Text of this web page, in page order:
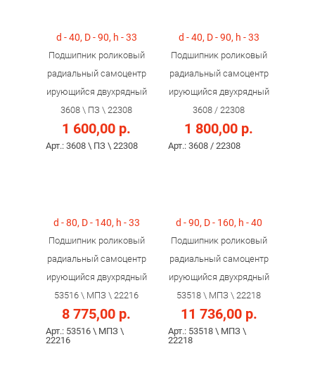
d - 40, D - 90, h - 33
Подшипник роликовый
радиальный самоцентр
ирующийся двухрядный
3608 \ ПЗ \ 22308
1 600,00 р.
Арт.: 3608 \ ПЗ \ 22308
d - 40, D - 90, h - 33
Подшипник роликовый
радиальный самоцентр
ирующийся двухрядный
3608 / 22308
1 800,00 р.
Арт.: 3608 / 22308
d - 80, D - 140, h - 33
Подшипник роликовый
радиальный самоцентр
ирующийся двухрядный
53516 \ МПЗ \ 22216
8 775,00 р.
Арт.: 53516 \ МПЗ \
22216
d - 90, D - 160, h - 40
Подшипник роликовый
радиальный самоцентр
ирующийся двухрядный
53518 \ МПЗ \ 22218
11 736,00 р.
Арт.: 53518 \ МПЗ \
22218